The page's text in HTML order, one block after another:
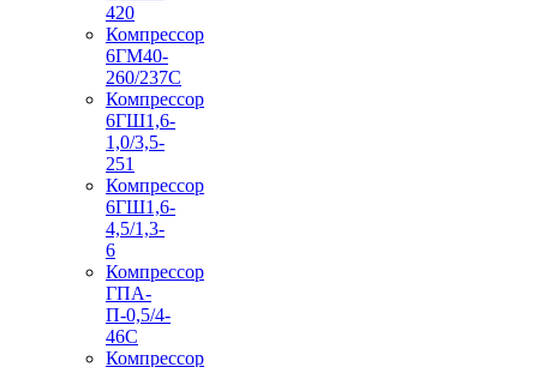
420
Компрессор
6ГМ40-
260/237C
Компрессор
6ГШ1,6-
1,0/3,5-
251
Компрессор
6ГШ1,6-
4,5/1,3-
6
Компрессор
ГПА-
П-0,5/4-
46С
Компрессор